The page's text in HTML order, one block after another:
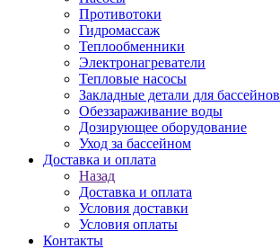
Противотоки
Гидромассаж
Теплообменники
Электронагреватели
Тепловые насосы
Закладные детали для бассейнов
Обеззараживание воды
Дозирующее оборудование
Уход за бассейном
Доставка и оплата
Назад
Доставка и оплата
Условия доставки
Условия оплаты
Контакты